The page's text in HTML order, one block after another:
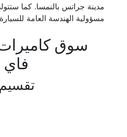
مسؤولية الهندسة العامة
سوق
فاي